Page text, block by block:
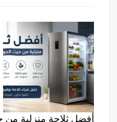
أفضل ثلاجة منزلية